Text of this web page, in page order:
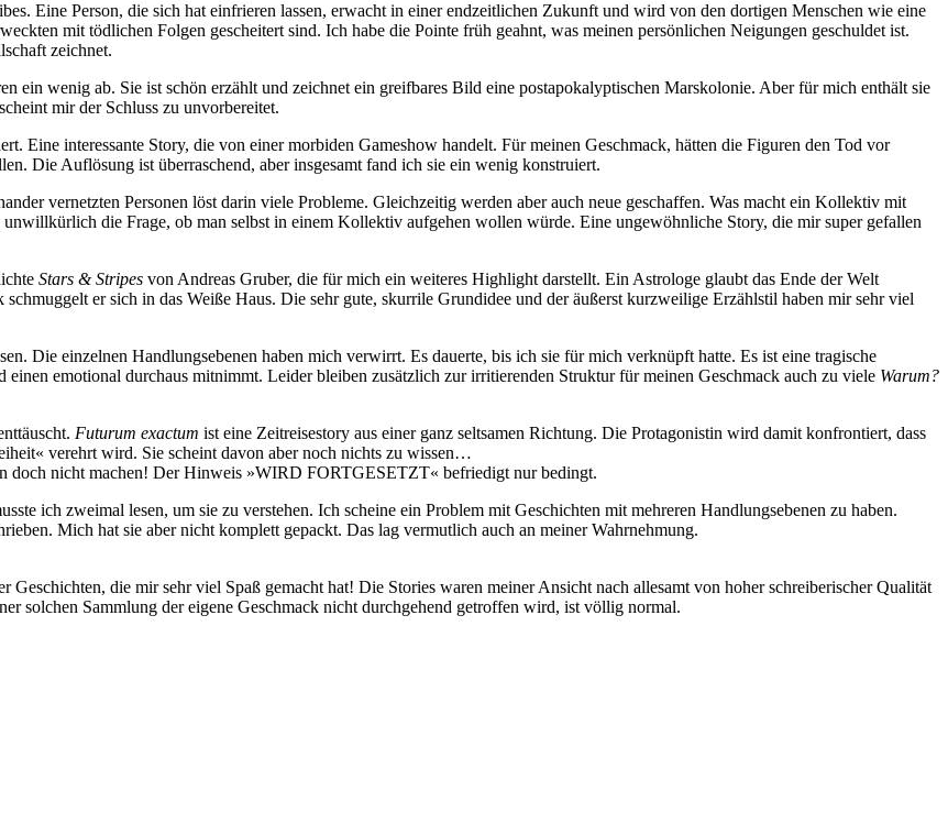
Eine Person, die sich hat einfrieren lassen, erwacht in einer endzeitlichen Zukunft und wird von den dortigen Menschen wie eine
mit tödlichen Folgen gescheitert sind. Ich habe die Pointe früh geahnt, was meinen persönlichen Neigungen geschuldet ist.
zeichnet.
ein wenig ab. Sie ist schön erzählt und zeichnet ein greifbares Bild eine postapokalyptischen Marskolonie. Aber für mich enthält sie
mir der Schluss zu unvorbereitet.
Eine interessante Story, die von einer morbiden Gameshow handelt. Für meinen Geschmack, hätten die Figuren den Tod vor
Die Auflösung ist überraschend, aber insgesamt fand ich sie ein wenig konstruiert.
vernetzten Personen löst darin viele Probleme. Gleichzeitig werden aber auch neue geschaffen. Was macht ein Kollektiv mit
die Frage, ob man selbst in einem Kollektiv aufgehen wollen würde. Eine ungewöhnliche Story, die mir super gefallen
Stars & Stripes von Andreas Gruber, die für mich ein weiteres Highlight darstellt. Ein Astrologe glaubt das Ende der Welt
er sich in das Weiße Haus. Die sehr gute, skurrile Grundidee und der äußerst kurzweilige Erzählstil haben mir sehr viel
Die einzelnen Handlungsebenen haben mich verwirrt. Es dauerte, bis ich sie für mich verknüpft hatte. Es ist eine tragische
einen emotional durchaus mitnimmt. Leider bleiben zusätzlich zur irritierenden Struktur für meinen Geschmack auch zu viele Warum?
Futurum exactum ist eine Zeitreisestory aus einer ganz seltsamen Richtung. Die Protagonistin wird damit konfrontiert, dass
verehrt wird. Sie scheint davon aber noch nichts zu wissen…
doch nicht machen! Der Hinweis »WIRD FORTGESETZT« befriedigt nur bedingt.
ich zweimal lesen, um sie zu verstehen. Ich scheine ein Problem mit Geschichten mit mehreren Handlungsebenen zu haben.
Mich hat sie aber nicht komplett gepackt. Das lag vermutlich auch an meiner Wahrnehmung.
die mir sehr viel Spaß gemacht hat! Die Stories waren meiner Ansicht nach allesamt von hoher schreiberischer Qualität
solchen Sammlung der eigene Geschmack nicht durchgehend getroffen wird, ist völlig normal.